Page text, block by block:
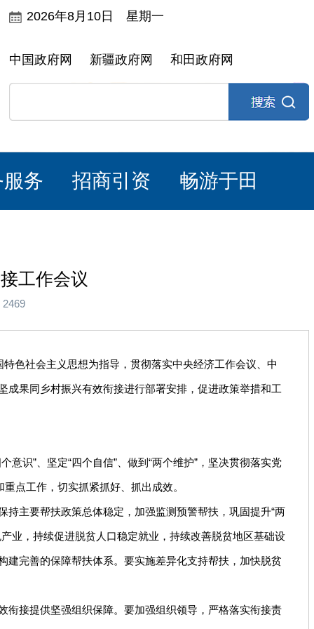
2026年8月10日 星期一
中国政府网 新疆政府网 和田政府网
务 招商引资 畅游于田
工作会议
色社会主义思想为指导，贯彻落实中央经济工作会议、中
果同乡村振兴有效衔接进行部署安排，促进政策举措和工
识”、坚定“四个自信”、做到“两个维护”，坚决贯彻落实党
点工作，切实抓紧抓好、抓出成效。
主要帮扶政策总体稳定，加强监测预警帮扶，巩固提升“两
业，持续促进脱贫人口稳定就业，持续改善脱贫地区基础设
完善的保障帮扶体系。要实施差异化支持帮扶，加快脱贫
接提供坚强组织保障。要加强组织领导，严格落实衔接责